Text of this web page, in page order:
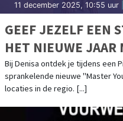
11 december 2025, 10:55 uur
GEEF JEZELF EEN
HET NIEUWE JAAR
PILATES BY DENISA
BACK"
Bij Denisa ontdek je tijdens een
sprankelende nieuwe "Master
locaties in de regio. [...]